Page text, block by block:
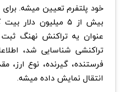
خود پلتفرم تعیین میشه. برای
بیش از ۵ میلیون دلار
عنوان یه تراکنش نهنگ
تراکنشی شناسایی شد،
فرستنده، گیرنده، نوع ارز،
انتقال نمایش داده میشه.